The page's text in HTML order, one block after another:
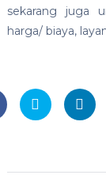
sekarang juga
harga/ biaya,